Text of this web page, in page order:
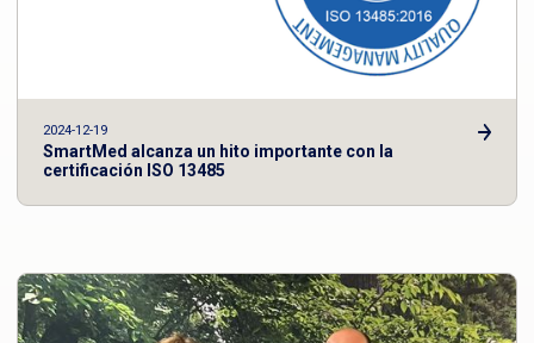
2024-12-19
SmartMed alcanza un hito importante con la
certificación ISO 13485